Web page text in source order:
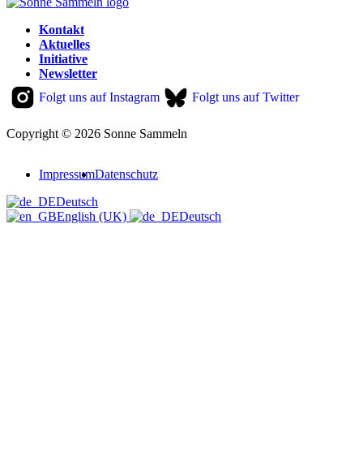
Kontakt
Aktuelles
Initiative
Newsletter
Folgt uns auf Instagram
Folgt uns auf Twitter
Copyright © 2026 Sonne Sammeln
ImpressumDatenschutz
Deutsch
English (UK)
Deutsch